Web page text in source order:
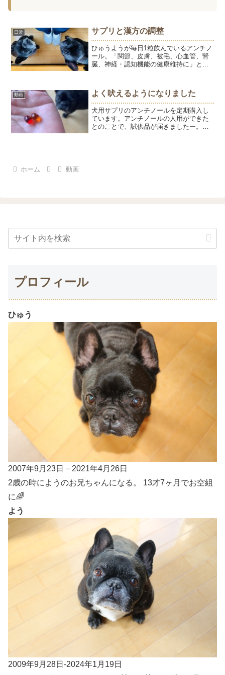
日常 サプリと漢方の調整
ひゅうようが毎日1粒飲んでいるアンチノ
ール。「関節、皮膚、被毛、心血管、腎
臓、神経・認知機能の健康維持に」と記
まなくてもいいかな～と思って止めたら
震えが再発してしまった...
動画 よく吠えるようになりました
犬用サプリのアンチノールを定期購入し
ています。アンチノールの人用ができた
とのことで、試供品が届きましたー。右
ホーム
動画
プロフィール
ひゅう
2007年9月23日－2021年4月26日
2歳の時にようのお兄ちゃんになる。 13才7ヶ月でお空組
に🌈
よう
2009年9月28日-2024年1月19日